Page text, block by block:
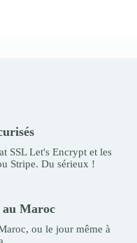
SSL Let's Encrypt et les
Stripe. Du sérieux !
Maroc
ou le jour même à